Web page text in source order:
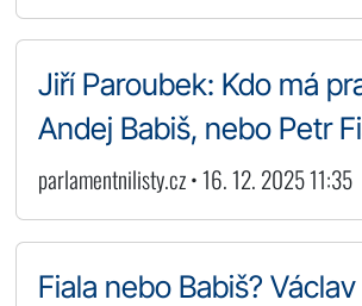
Jiří Paroubek: Kdo má
Andej Babiš, nebo Petr
parlamentnilisty.cz • 16. 12. 2025 11:35
Fiala nebo Babiš?